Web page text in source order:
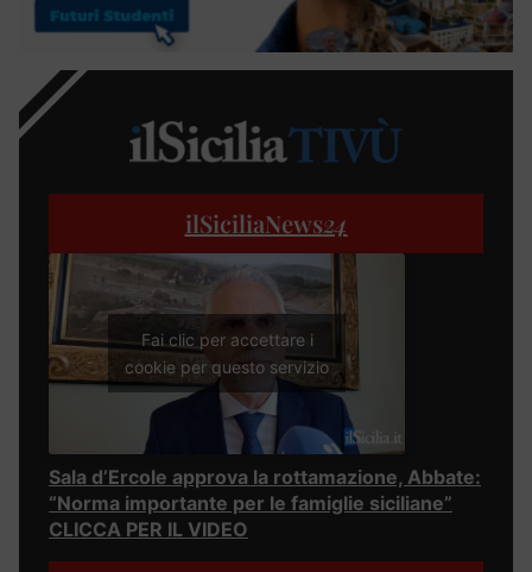
ilSiciliaNews24
Fai clic per accettare i
cookie per questo servizio
Sala d’Ercole approva la rottamazione, Abbate:
“Norma importante per le famiglie siciliane”
CLICCA PER IL VIDEO